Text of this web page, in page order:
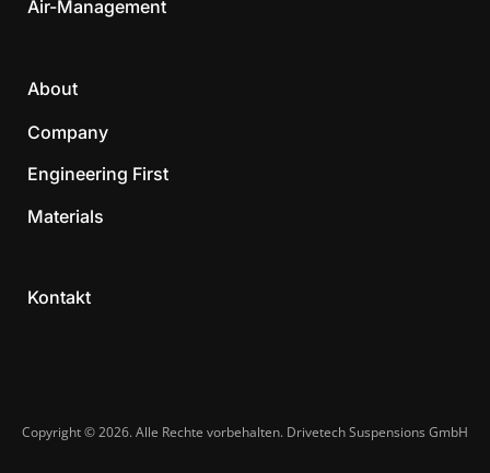
Air-Management
About
Company
Engineering First
Materials
Kontakt
Copyright © 2026. Alle Rechte vorbehalten. Drivetech Suspensions GmbH​